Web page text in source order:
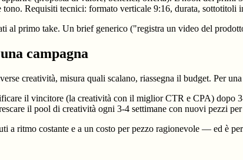
Requisiti tecnici: formato verticale 9:16, durata, sottotitoli
al primo take. Un brief generico ("registra un video del
campagna
creatività, misura quali scalano, riassegna il budget. Per
il vincitore (la creatività con il miglior CTR e CPA) dopo
il pool di creatività ogni 3-4 settimane con nuovi pezzi
a ritmo costante e a un costo per pezzo ragionevole — ed è